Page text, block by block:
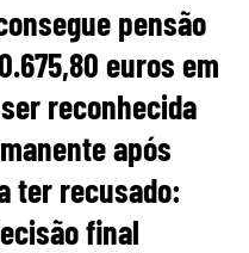
pensão
euros em
reconhecida
após
ter recusado:
final